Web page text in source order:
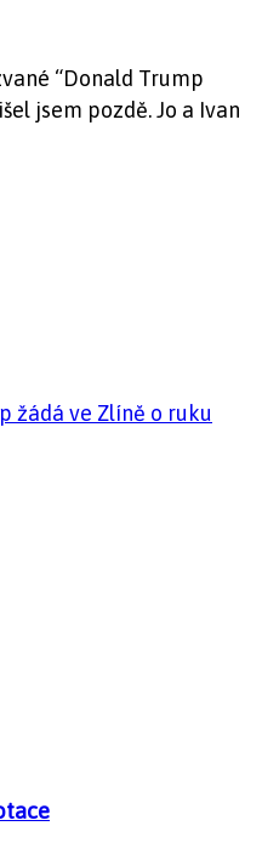
“Donald Trump
jsem pozdě. Jo a Ivan